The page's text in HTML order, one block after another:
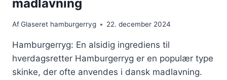
madlavning
AfGlaseret hamburgerryg 22. december 2024
Hamburgerryg: En alsidig ingrediens til
hverdagsretter Hamburgerryg er en populær type
skinke, der ofte anvendes i dansk madlavning.